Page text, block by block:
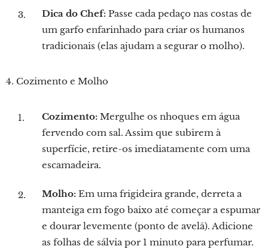
Dica do Chef: Passe cada pedaço nas costas de
um garfo enfarinhado para criar os humanos
tradicionais (elas ajudam a segurar o molho).
4. Cozimento e Molho
Cozimento: Mergulhe os nhoques em água
fervendo com sal. Assim que subirem à
superfície, retire-os imediatamente com uma
escamadeira.
Molho: Em uma frigideira grande, derreta a
manteiga em fogo baixo até começar a espumar
e dourar levemente (ponto de avelã). Adicione
as folhas de sálvia por 1 minuto para perfumar.